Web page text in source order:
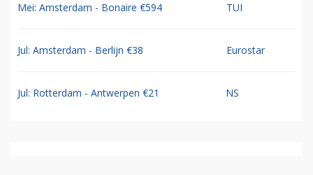
Mei: Amsterdam - Bonaire €594 TUI
Jul: Amsterdam - Berlijn €38 Eurostar
Jul: Rotterdam - Antwerpen €21 NS